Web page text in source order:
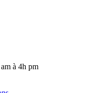
à 4h pm